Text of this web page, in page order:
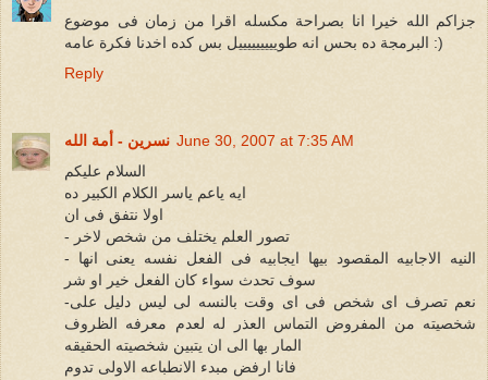
جزاكم الله خيرا انا بصراحة مكسله اقرا من زمان فى موضوع
البرمجة ده بحس انه طويييييييييل بس كده اخدنا فكرة عامه :)
Reply
نسرين - أمة الله June 30, 2007 at 7:35 AM
السلام عليكم
ايه ياعم ياسر الكلام الكبير ده
اولا نتفق فى ان
- تصور العلم يختلف من شخص لاخر
- النيه الاجابيه المقصود بيها ايجابيه فى الفعل نفسه يعنى انها
سوف تحدث سواء كان الفعل خير او شر
-نعم تصرف اى شخص فى اى وقت بالنسه لى ليس دليل على
شخصيته من المفروض التماس العذر له لعدم معرفه الظروف
المار بها الى ان يتبين شخصيته الحقيقه
فانا ارفض مبدء الانطباعه الاولى تدوم